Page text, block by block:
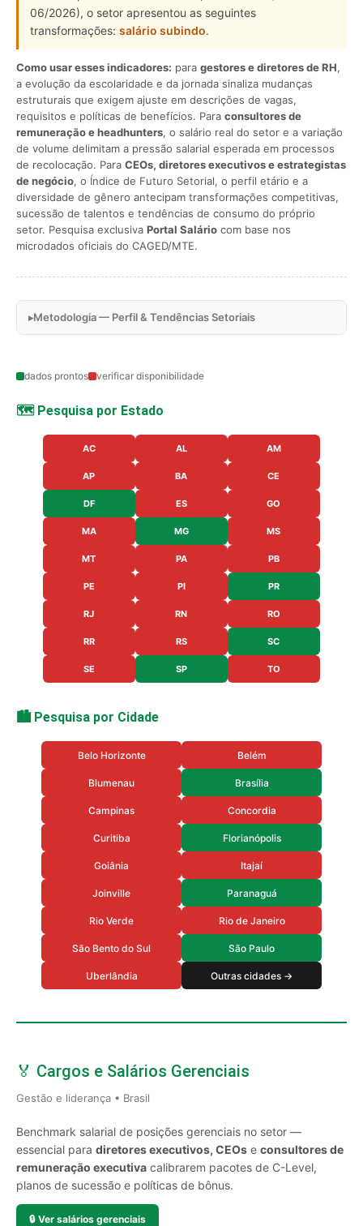
06/2026), o setor apresentou as seguintes
transformações: salário subindo.
Como usar esses indicadores: para gestores e diretores de RH,
a evolução da escolaridade e da jornada sinaliza mudanças
estruturais que exigem ajuste em descrições de vagas,
requisitos e políticas de benefícios. Para consultores de
remuneração e headhunters, o salário real do setor e a variação
de volume delimitam a pressão salarial esperada em processos
de recolocação. Para CEOs, diretores executivos e estrategistas
de negócio, o Índice de Futuro Setorial, o perfil etário e a
diversidade de gênero antecipam transformações competitivas,
sucessão de talentos e tendências de consumo do próprio
setor. Pesquisa exclusiva Portal Salário com base nos
microdados oficiais do CAGED/MTE.
Metodologia — Perfil & Tendências Setoriais
dados prontos verificar disponibilidade
🗺️ Pesquisa por Estado
AC AL AM
AP BA CE
DF ES GO
MA MG MS
MT PA PB
PE PI PR
RJ RN RO
RR RS SC
SE SP TO
🏙️ Pesquisa por Cidade
Belo Horizonte Belém
Blumenau Brasília
Campinas Concordia
Curitiba Florianópolis
Goiânia Itajaí
Joinville Paranaguá
Rio Verde Rio de Janeiro
São Bento do Sul São Paulo
Uberlândia Outras cidades →
🏅 Cargos e Salários Gerenciais
Gestão e liderança • Brasil
Benchmark salarial de posições gerenciais no setor —
essencial para diretores executivos, CEOs e consultores de
remuneração executiva calibrarem pacotes de C-Level,
planos de sucessão e políticas de bônus.
🔒 Ver salários gerenciais